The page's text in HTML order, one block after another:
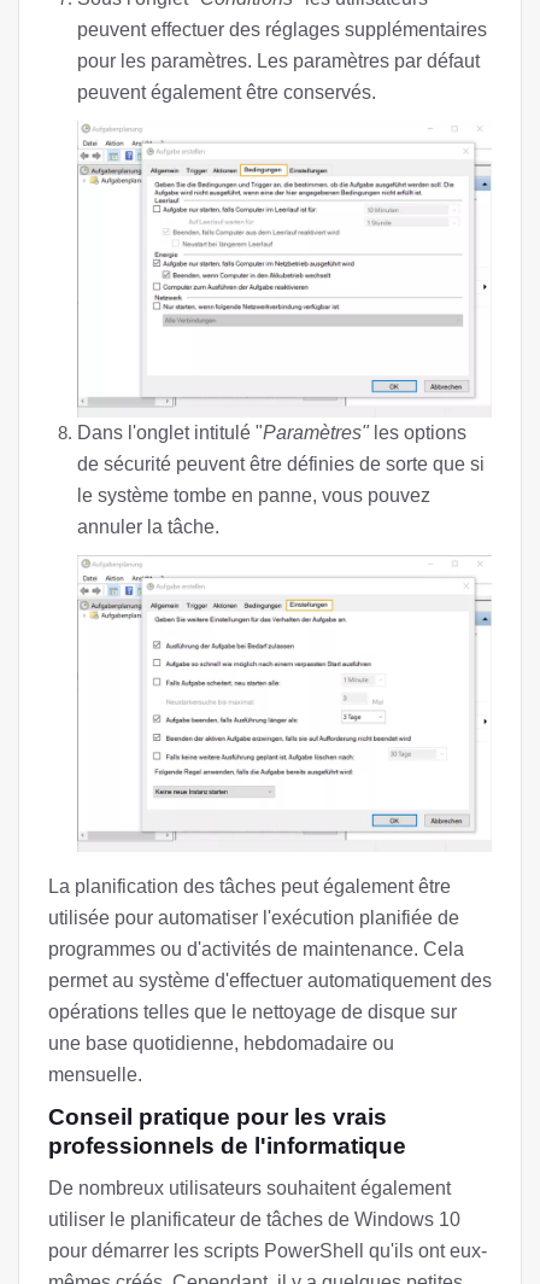
peuvent effectuer des réglages supplémentaires
pour les paramètres. Les paramètres par défaut
peuvent également être conservés.
Dans l'onglet intitulé "Paramètres"les options
de sécurité peuvent être définies de sorte que si
le système tombe en panne, vous pouvez
annuler la tâche.
La planification des tâches peut également être
utilisée pour automatiser l'exécution planifiée de
programmes ou d'activités de maintenance. Cela
permet au système d'effectuer automatiquement des
opérations telles que le nettoyage de disque sur
une base quotidienne, hebdomadaire ou
mensuelle.
Conseil pratique pour les vrais
professionnels de l'informatique
De nombreux utilisateurs souhaitent également
utiliser le planificateur de tâches de Windows 10
pour démarrer les scripts PowerShell qu'ils ont eux-